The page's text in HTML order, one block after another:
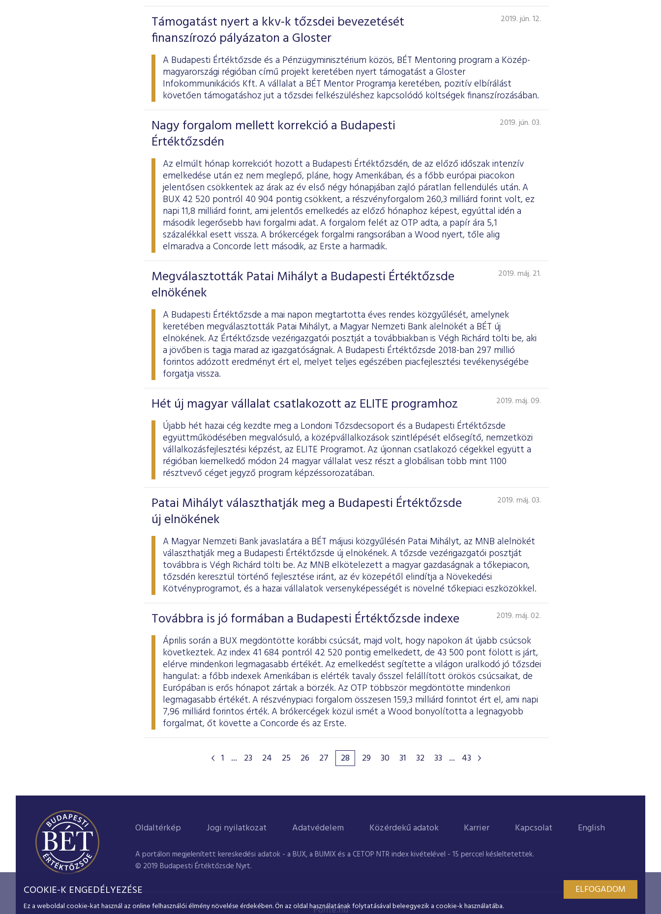
Támogatást nyert a kkv-k tőzsdei bevezetését
finanszírozó pályázaton a Gloster
2019. jún. 12.
A Budapesti Értéktőzsde és a Pénzügyminisztérium közös, BÉT Mentoring program a Közép-
magyarországi régióban című projekt keretében nyert támogatást a Gloster
Infokommunikációs Kft. A vállalat a BÉT Mentor Programja keretében, pozitív elbírálást
követően támogatáshoz jut a tőzsdei felkészüléshez kapcsolódó költségek finanszírozásában.
Nagy forgalom mellett korrekció a Budapesti
Értéktőzsdén
2019. jún. 03.
Az elmúlt hónap korrekciót hozott a Budapesti Értéktőzsdén, de az előző időszak intenzív
emelkedése után ez nem meglepő, pláne, hogy Amerikában, és a főbb európai piacokon
jelentősen csökkentek az árak az év első négy hónapjában zajló páratlan fellendülés után. A
BUX 42 520 pontról 40 904 pontig csökkent, a részvényforgalom 260,3 milliárd forint volt, ez
napi 11,8 milliárd forint, ami jelentős emelkedés az előző hónaphoz képest, egyúttal idén a
második legerősebb havi forgalmi adat. A forgalom felét az OTP adta, a papír ára 5,1
százalékkal esett vissza. A brókercégek forgalmi rangsorában a Wood nyert, tőle alig
elmaradva a Concorde lett második, az Erste a harmadik.
Megválasztották Patai Mihályt a Budapesti Értéktőzsde
elnökének
2019. máj. 21.
A Budapesti Értéktőzsde a mai napon megtartotta éves rendes közgyűlését, amelynek
keretében megválasztották Patai Mihályt, a Magyar Nemzeti Bank alelnökét a BÉT új
elnökének. Az Értéktőzsde vezérigazgatói posztját a továbbiakban is Végh Richárd tölti be, aki
a jövőben is tagja marad az igazgatóságnak. A Budapesti Értéktőzsde 2018-ban 297 millió
forintos adózott eredményt ért el, melyet teljes egészében piacfejlesztési tevékenységébe
forgatja vissza.
Hét új magyar vállalat csatlakozott az ELITE programhoz 2019. máj. 09.
Újabb hét hazai cég kezdte meg a Londoni Tőzsdecsoport és a Budapesti Értéktőzsde
együttműködésében megvalósuló, a középvállalkozások szintlépését elősegítő, nemzetközi
vállalkozásfejlesztési képzést, az ELITE Programot. Az újonnan csatlakozó cégekkel együtt a
régióban kiemelkedő módon 24 magyar vállalat vesz részt a globálisan több mint 1100
résztvevő céget jegyző program képzéssorozatában.
Patai Mihályt választhatják meg a Budapesti Értéktőzsde
új elnökének
2019. máj. 03.
A Magyar Nemzeti Bank javaslatára a BÉT májusi közgyűlésén Patai Mihályt, az MNB alelnökét
választhatják meg a Budapesti Értéktőzsde új elnökének. A tőzsde vezérigazgatói posztját
továbbra is Végh Richárd tölti be. Az MNB elkötelezett a magyar gazdaságnak a tőkepiacon,
tőzsdén keresztül történő fejlesztése iránt, az év közepétől elindítja a Növekedési
Kötvényprogramot, és a hazai vállalatok versenyképességét is növelné tőkepiaci eszközökkel.
Továbbra is jó formában a Budapesti Értéktőzsde indexe 2019. máj. 02.
Április során a BUX megdöntötte korábbi csúcsát, majd volt, hogy napokon át újabb csúcsok
következtek. Az index 41 684 pontról 42 520 pontig emelkedett, de 43 500 pont fölött is járt,
elérve mindenkori legmagasabb értékét. Az emelkedést segítette a világon uralkodó jó tőzsdei
hangulat: a főbb indexek Amerikában is elérték tavaly ősszel felállított örökös csúcsaikat, de
Európában is erős hónapot zártak a börzék. Az OTP többször megdöntötte mindenkori
legmagasabb értékét. A részvénypiaci forgalom összesen 159,3 milliárd forintot ért el, ami napi
7,96 milliárd forintos érték. A brókercégek közül ismét a Wood bonyolította a legnagyobb
forgalmat, őt követte a Concorde és az Erste.
1 ... 23 24 25 26 27 28 29 30 31 32 33 ... 43
Oldaltérkép Jogi nyilatkozat Adatvédelem Közérdekű adatok Karrier Kapcsolat English
A portálon megjelenített kereskedési adatok - a BUX, a BUMIX és a CETOP NTR index kivételével - 15 perccel késleltetettek.
© 2019 Budapesti Értéktőzsde Nyrt.
Ponte.hu
COOKIE-K ENGEDÉLYEZÉSE
Ez a weboldal cookie-kat használ az online felhasználói élmény növelése érdekében. Ön az oldal használatának folytatásával beleegyezik a cookie-k használatába.
ELFOGADOM